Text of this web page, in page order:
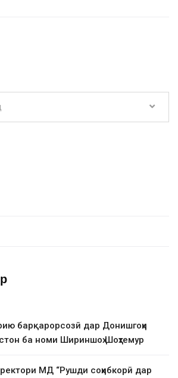
барқарорсозӣ дар Донишгоҳи
ба номи Шириншоҳ Шоҳтемур
МД “Рушди соҳибкорӣ дар